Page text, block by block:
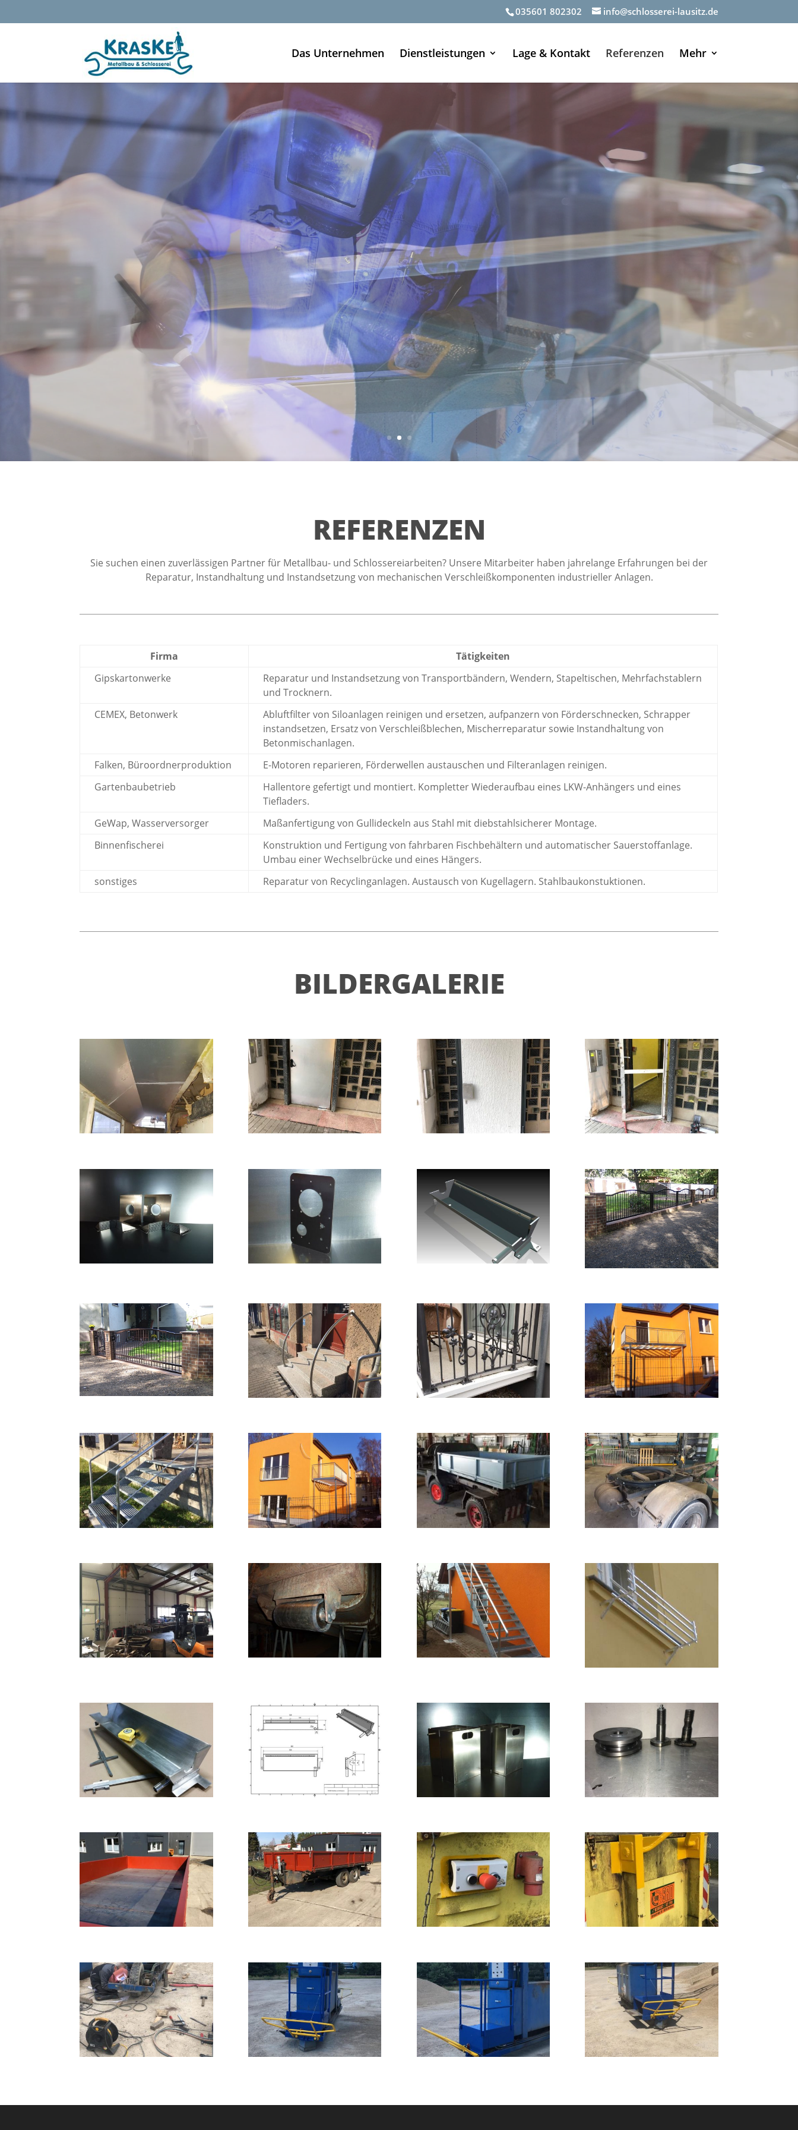
035601 802302 info@schlosserei-lausitz.de
Das Unternehmen Dienstleistungen Lage & Kontakt Referenzen Mehr
REFERENZEN
Sie suchen einen zuverlässigen Partner für Metallbau- und Schlossereiarbeiten? Unsere Mitarbeiter haben jahrelange Erfahrungen bei der
Reparatur, Instandhaltung und Instandsetzung von mechanischen Verschleißkomponenten industrieller Anlagen.
Firma
Tätigkeiten
Gipskartonwerke
Reparatur und Instandsetzung von Transportbändern, Wendern, Stapeltischen, Mehrfachstablern
und Trocknern.
CEMEX, Betonwerk
Abluftfilter von Siloanlagen reinigen und ersetzen, aufpanzern von Förderschnecken, Schrapper
instandsetzen, Ersatz von Verschleißblechen, Mischerreparatur sowie Instandhaltung von
Betonmischanlagen.
Falken, Büroordnerproduktion
E-Motoren reparieren, Förderwellen austauschen und Filteranlagen reinigen.
Gartenbaubetrieb
Hallentore gefertigt und montiert. Kompletter Wiederaufbau eines LKW-Anhängers und eines
Tiefladers.
GeWap, Wasserversorger
Maßanfertigung von Gullideckeln aus Stahl mit diebstahlsicherer Montage.
Binnenfischerei
Konstruktion und Fertigung von fahrbaren Fischbehältern und automatischer Sauerstoffanlage.
Umbau einer Wechselbrücke und eines Hängers.
sonstiges
Reparatur von Recyclinganlagen. Austausch von Kugellagern. Stahlbaukonstuktionen.
BILDERGALERIE